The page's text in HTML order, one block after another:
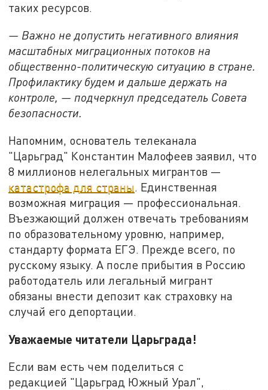
таких ресурсов.
— Важно не допустить негативного влияния
масштабных миграционных потоков на
общественно-политическую ситуацию в стране.
Профилактику будем и дальше держать на
контроле, — подчеркнул председатель Совета
безопасности.
Напомним, основатель телеканала
"Царьград" Константин Малофеев заявил, что
8 миллионов нелегальных мигрантов —
катастрофа для страны. Единственная
возможная миграция — профессиональная.
Въезжающий должен отвечать требованиям
по образовательному уровню, например,
стандарту формата ЕГЭ. Прежде всего, по
русскому языку. А после прибытия в Россию
работодатель или легальный мигрант
обязаны внести депозит как страховку на
случай его депортации.
Уважаемые читатели Царьграда!
Если вам есть чем поделиться с
редакцией "Царьград Южный Урал",